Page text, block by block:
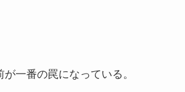
が一番の罠になっている。